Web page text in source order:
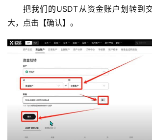
把我们的USDT从资金账户划转到
大，点击【确认】。